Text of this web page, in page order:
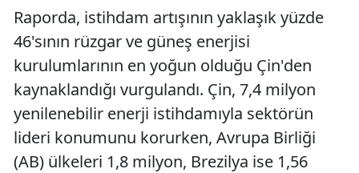
Raporda, istihdam artışının yaklaşık yüzde
46'sının rüzgar ve güneş enerjisi
kurulumlarının en yoğun olduğu Çin'den
kaynaklandığı vurgulandı. Çin, 7,4 milyon
yenilenebilir enerji istihdamıyla sektörün
lideri konumunu korurken, Avrupa Birliği
(AB) ülkeleri 1,8 milyon, Brezilya ise 1,56